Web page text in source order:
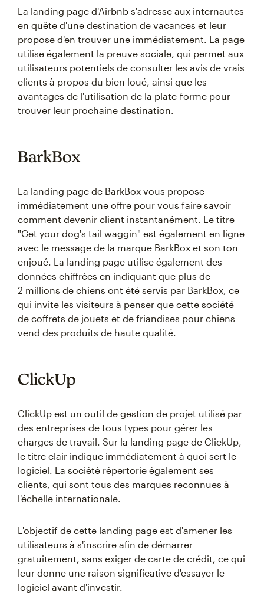
La landing page d'Airbnb s'adresse aux internautes
en quête d'une destination de vacances et leur
propose d'en trouver une immédiatement. La page
utilise également la preuve sociale, qui permet aux
utilisateurs potentiels de consulter les avis de vrais
clients à propos du bien loué, ainsi que les
avantages de l'utilisation de la plate-forme pour
trouver leur prochaine destination.
BarkBox
La landing page de BarkBox vous propose
immédiatement une offre pour vous faire savoir
comment devenir client instantanément. Le titre
"Get your dog's tail waggin" est également en ligne
avec le message de la marque BarkBox et son ton
enjoué. La landing page utilise également des
données chiffrées en indiquant que plus de
2 millions de chiens ont été servis par BarkBox, ce
qui invite les visiteurs à penser que cette société
de coffrets de jouets et de friandises pour chiens
vend des produits de haute qualité.
ClickUp
ClickUp est un outil de gestion de projet utilisé par
des entreprises de tous types pour gérer les
charges de travail. Sur la landing page de ClickUp,
le titre clair indique immédiatement à quoi sert le
logiciel. La société répertorie également ses
clients, qui sont tous des marques reconnues à
l'échelle internationale.
L'objectif de cette landing page est d'amener les
utilisateurs à s'inscrire afin de démarrer
gratuitement, sans exiger de carte de crédit, ce qui
leur donne une raison significative d'essayer le
logiciel avant d'investir.